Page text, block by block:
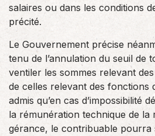
salaires ou dans les conditions
précité.
Le Gouvernement précise
tenu de l’annulation du seuil de
ventiler les sommes relevant
de celles relevant des fonctions
admis qu’en cas d’impossibilité
la rémunération technique de la
gérance, le contribuable pourra